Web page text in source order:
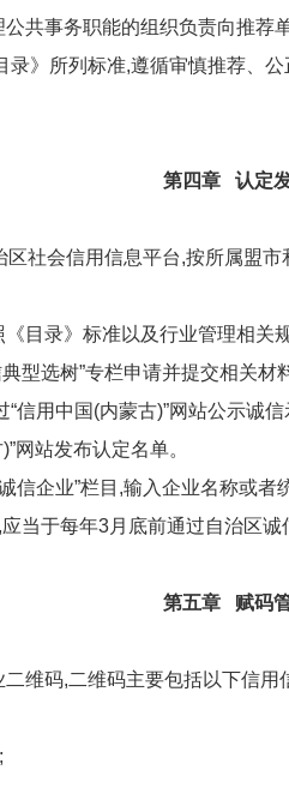
事务职能的组织负责向推荐
》所列标准,遵循审慎推荐、
第四章 认定
社会信用信息平台,按所属盟
录》标准以及行业管理相关
型选树”专栏申请并提交相关材
用中国(内蒙古)”网站公示诚
网站发布认定名单。
企业”栏目,输入企业名称或者
于每年3月底前通过自治区
第五章 赋码
维码,二维码主要包括以下信用